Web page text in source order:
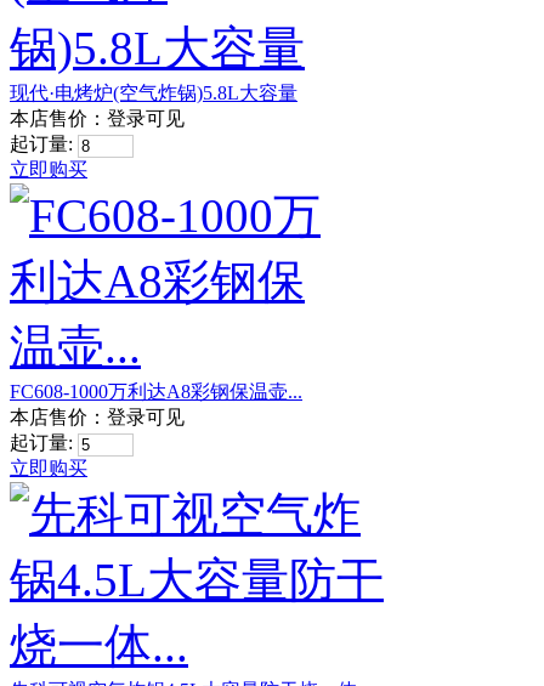
现代·电烤炉(空气炸锅)5.8L大容量
本店售价： 登录可见
起订量:
立即购买
FC608-1000万利达A8彩钢保温壶...
本店售价： 登录可见
起订量:
立即购买